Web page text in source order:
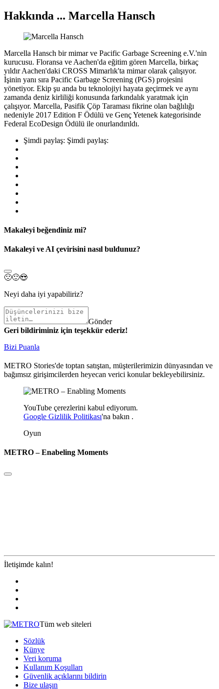
Hakkında ... Marcella Hansch
Marcella Hansch bir mimar ve Pacific Garbage Screening e.V.'nin
kurucusu. Floransa ve Aachen'da eğitim gören Marcella, birkaç
yıldır Aachen'daki CROSS Mimarlık'ta mimar olarak çalışıyor.
İşinin yanı sıra Pacific Garbage Screening (PGS) projesini
yönetiyor. Ekip şu anda bu teknolojiyi hayata geçirmek ve aynı
zamanda deniz kirliliği konusunda farkındalık yaratmak için
çalışıyor. Marcella, Pasifik Çöp Taraması fikrine olan bağlılığı
nedeniyle 2017 Edition F Ödülü ve Genç Yetenek kategorisinde
Federal EcoDesign Ödülü ile onurlandırıldı.
Şimdi paylaş: Şimdi paylaş:
Makaleyi beğendiniz mi?
Makaleyi ve AI çevirisini nasıl buldunuz?
🙁🙂😍
Neyi daha iyi yapabiliriz?
Gönder
Geri bildiriminiz için teşekkür ederiz!
Bizi Puanla
METRO Stories'de toptan satıştan, müşterilerimizin dünyasından ve
bağımsız girişimcilerden heyecan verici konular bekleyebilirsiniz.
YouTube çerezlerini kabul ediyorum.
Google Gizlilik Politikası'na bakın .
Oyun
METRO – Enabeling Moments
İletişimde kalın!
Tüm web siteleri
Sözlük
Künye
Veri koruma
Kullanım Koşulları
Güvenlik açıklarını bildirin
Bize ulaşın